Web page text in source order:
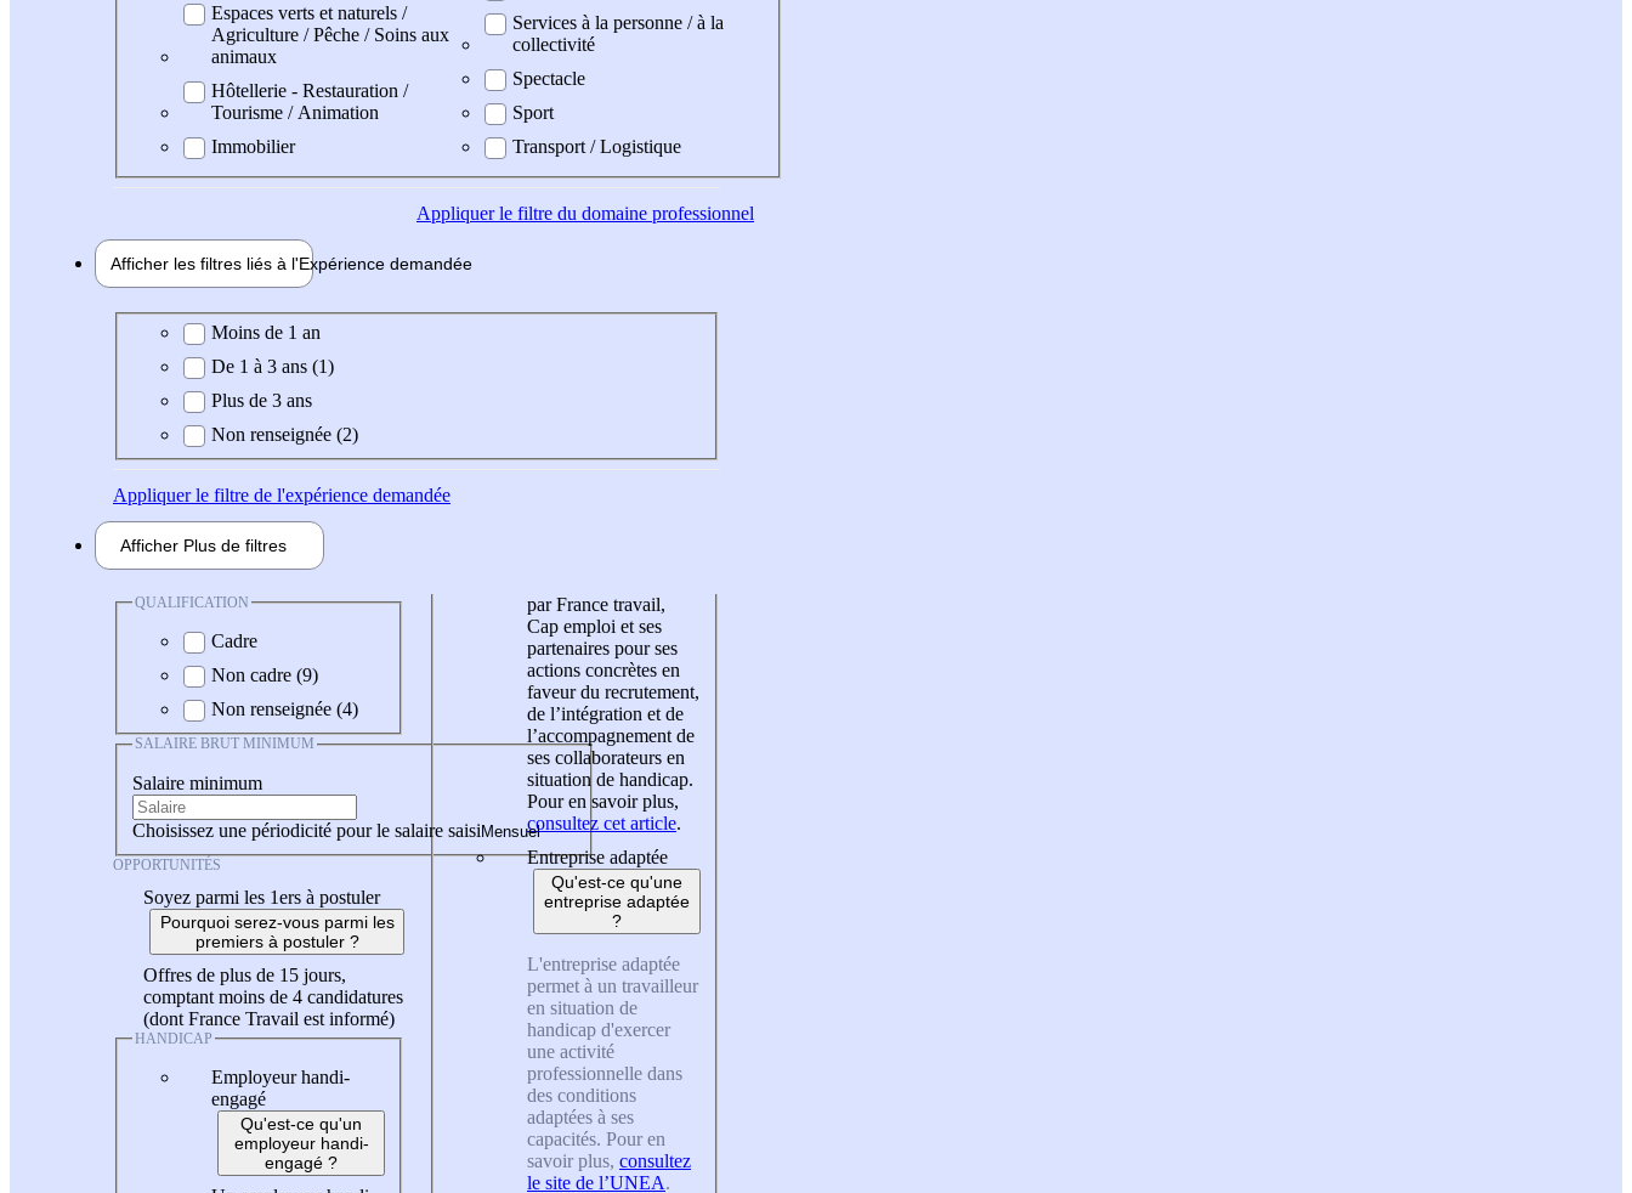
Espaces verts et naturels /
Agriculture / Pêche / Soins aux
animaux
Hôtellerie - Restauration /
Tourisme / Animation
Immobilier
Services à la personne / à la
collectivité
Spectacle
Sport
Transport / Logistique
Appliquerle filtre du domaine professionnel
Afficher les filtres liés à l'Expérience demandée
Expérience demandée
Moins de 1 an
De 1 à 3 ans (1)
Plus de 3 ans
Non renseignée (2)
Appliquerle filtre de l'expérience demandée
Afficher Plus de filtres
QUALIFICATION
Cadre
Non cadre (9)
Non renseignée (4)
SALAIRE BRUT MINIMUM
Salaire minimum
Choisissez une périodicité pour le salaire saisi
OPPORTUNITÉS
Soyez parmi les 1ers à postuler
Pourquoi serez-vous parmi les
premiers à postuler ?
Offres de plus de 15 jours,
comptant moins de 4 candidatures
(dont France Travail est informé)
HANDICAP
Employeur handi-
engagé
Qu'est-ce qu'un
employeur handi-
engagé ?
par France travail,
Cap emploi et ses
partenaires pour ses
actions concrètes en
faveur du recrutement,
de l’intégration et de
l’accompagnement de
ses collaborateurs en
situation de handicap.
Pour en savoir plus,
consultez cet article.
Entreprise adaptée
Qu'est-ce qu'une
entreprise adaptée
?
L'entreprise adaptée
permet à un travailleur
en situation de
handicap d'exercer
une activité
professionnelle dans
des conditions
adaptées à ses
capacités. Pour en
savoir plus, consultez
le site de l’UNEA.